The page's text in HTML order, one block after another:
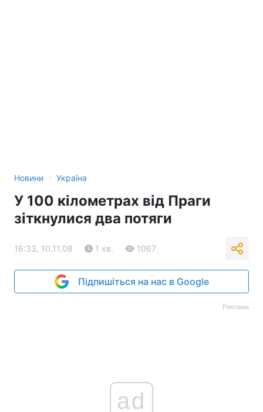
Новини › Україна
У 100 кілометрах від Праги
зіткнулися два потяги
16:33, 10.11.08 1 хв. 1067
Підпишіться на нас в Google
Реклама
ad